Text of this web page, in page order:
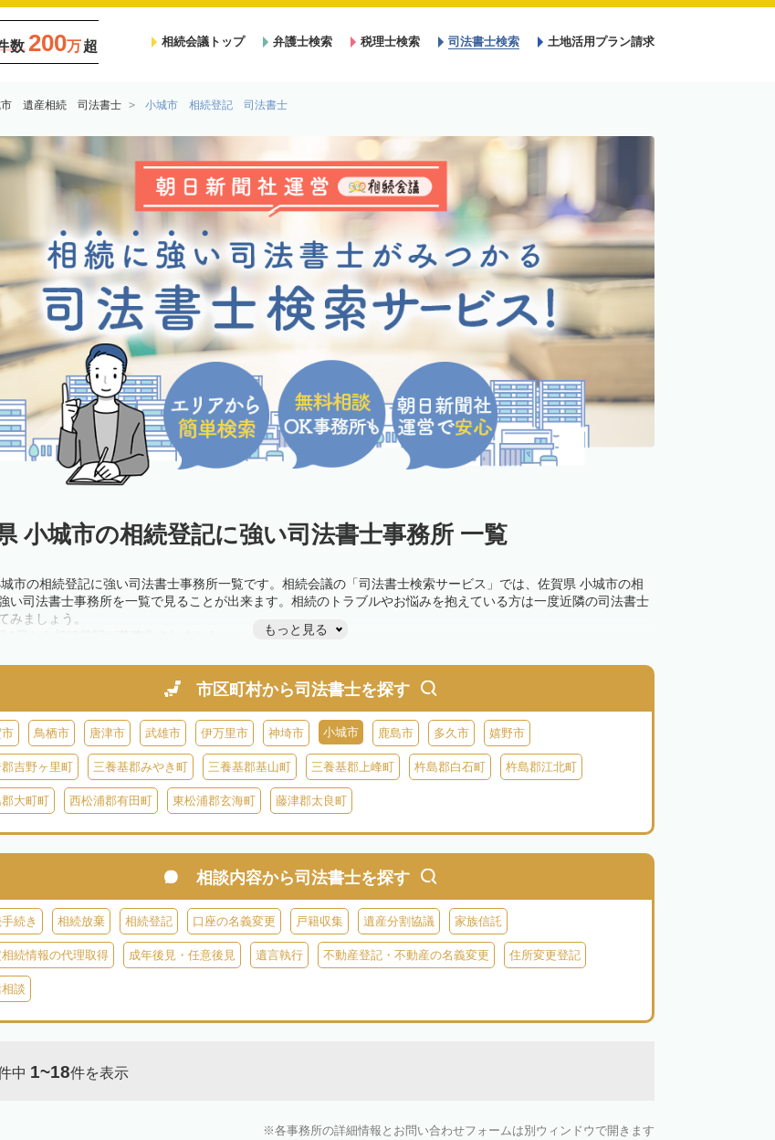
数 200万超 相続会議トップ 弁護士検索 税理士検索 司法書士検索 土地活用プラン請求
市 遺産相続 司法書士 小城市 相続登記 司法書士
小城市の相続登記に強い司法書士事務所 一覧
市の相続登記に強い司法書士事務所一覧です。相続会議の「司法書士検索サービス」では、佐賀県 小城市の相
い司法書士事務所を一覧で見ることが出来ます。相続のトラブルやお悩みを抱えている方は一度近隣の司法書士
みましょう。
す。義務化前の相続も対象となるため注意しましょう。
は法律で定められており、司法書士に依頼すれば手間を省けます。その他の相続手続きも任せることが可能です。
用を検討しましょう。司法書士への相談も可能です。
もっと見る
市区町村から司法書士を探す
鳥栖市 唐津市 武雄市 伊万里市 神埼市 小城市 鹿島市 多久市 嬉野市
吉野ヶ里町 三養基郡みやき町 三養基郡基山町 三養基郡上峰町 杵島郡白石町 杵島郡江北町
大町町 西松浦郡有田町 東松浦郡玄海町 藤津郡太良町
相談内容から司法書士を探す
続き 相続放棄 相続登記 口座の名義変更 戸籍収集 遺産分割協議 家族信託
続情報の代理取得 成年後見・任意後見 遺言執行 不動産登記・不動産の名義変更 住所変更登記
談
中 1~18件を表示
各事務所の詳細情報とお問い合わせフォームは別ウィンドウで開きます